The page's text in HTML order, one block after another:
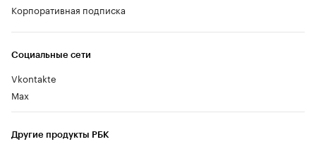
Социальные сети
Vkontakte
Max
Другие продукты РБК
Корпоративная подписка